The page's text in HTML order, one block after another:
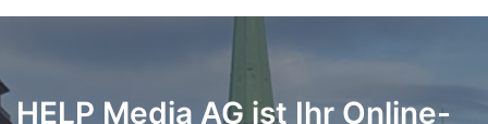
HELP Media AG ist Ihr Online-